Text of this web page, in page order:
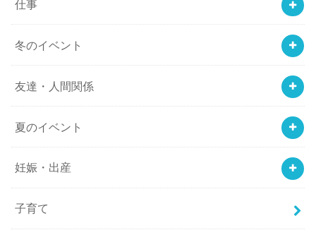
仕事
冬のイベント
友達・人間関係
夏のイベント
妊娠・出産
子育て